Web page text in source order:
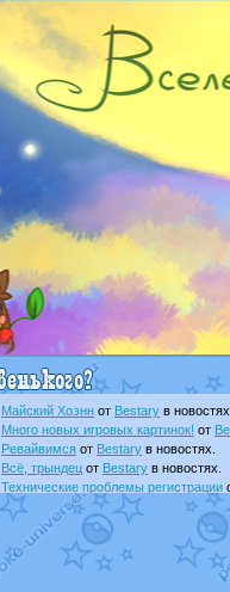
Майский Хоэнн от Bestary в
Много новых игровых картинок! от
Ревайвимся от Bestary в новостях.
Всё, трындец от Bestary в новостях.
Технические проблемы регистрации
доброе утро славянеот Dakkuв
Йолда и Мимикьюот MavisNyanCat
Недовольный котомангуст
от
The Dark Wishmakerот Randomon в
в